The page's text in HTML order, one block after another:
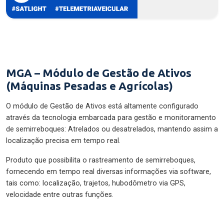
MGA – Módulo de Gestão de Ativos
(Máquinas Pesadas e Agrícolas)
O módulo de Gestão de Ativos está altamente configurado
através da tecnologia embarcada para gestão e monitoramento
de semirreboques: Atrelados ou desatrelados, mantendo assim a
localização precisa em tempo real.
Produto que possibilita o rastreamento de semirreboques,
fornecendo em tempo real diversas informações via software,
tais como: localização, trajetos, hubodômetro via GPS,
velocidade entre outras funções.